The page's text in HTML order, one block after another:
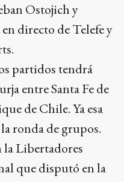
Ostojich y
directo de Telefe y
partidos tendrá
entre Santa Fe de
de Chile. Ya esa
ronda de grupos.
la Libertadores
que disputó en la